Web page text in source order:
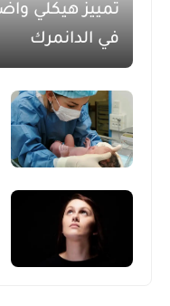
تمييز هيكلي
في الدانمرك